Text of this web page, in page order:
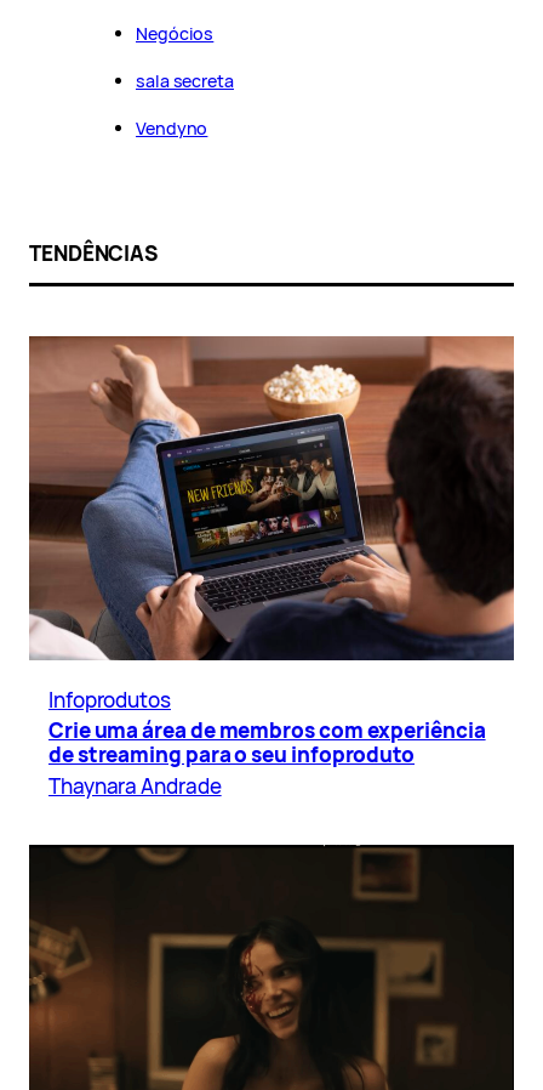
Negócios
sala secreta
Vendyno
TENDÊNCIAS
Infoprodutos
Crie uma área de membros com experiência
de streaming para o seu infoproduto
Thaynara Andrade